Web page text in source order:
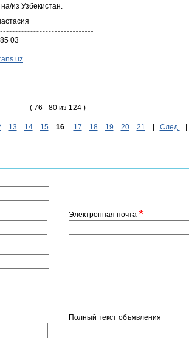
из Узбекистан.
03
( 76 - 80 из 124 )
13 14 15 16 17 18 19 20 21 След.|
Электронная почта*
Полный текст объявления